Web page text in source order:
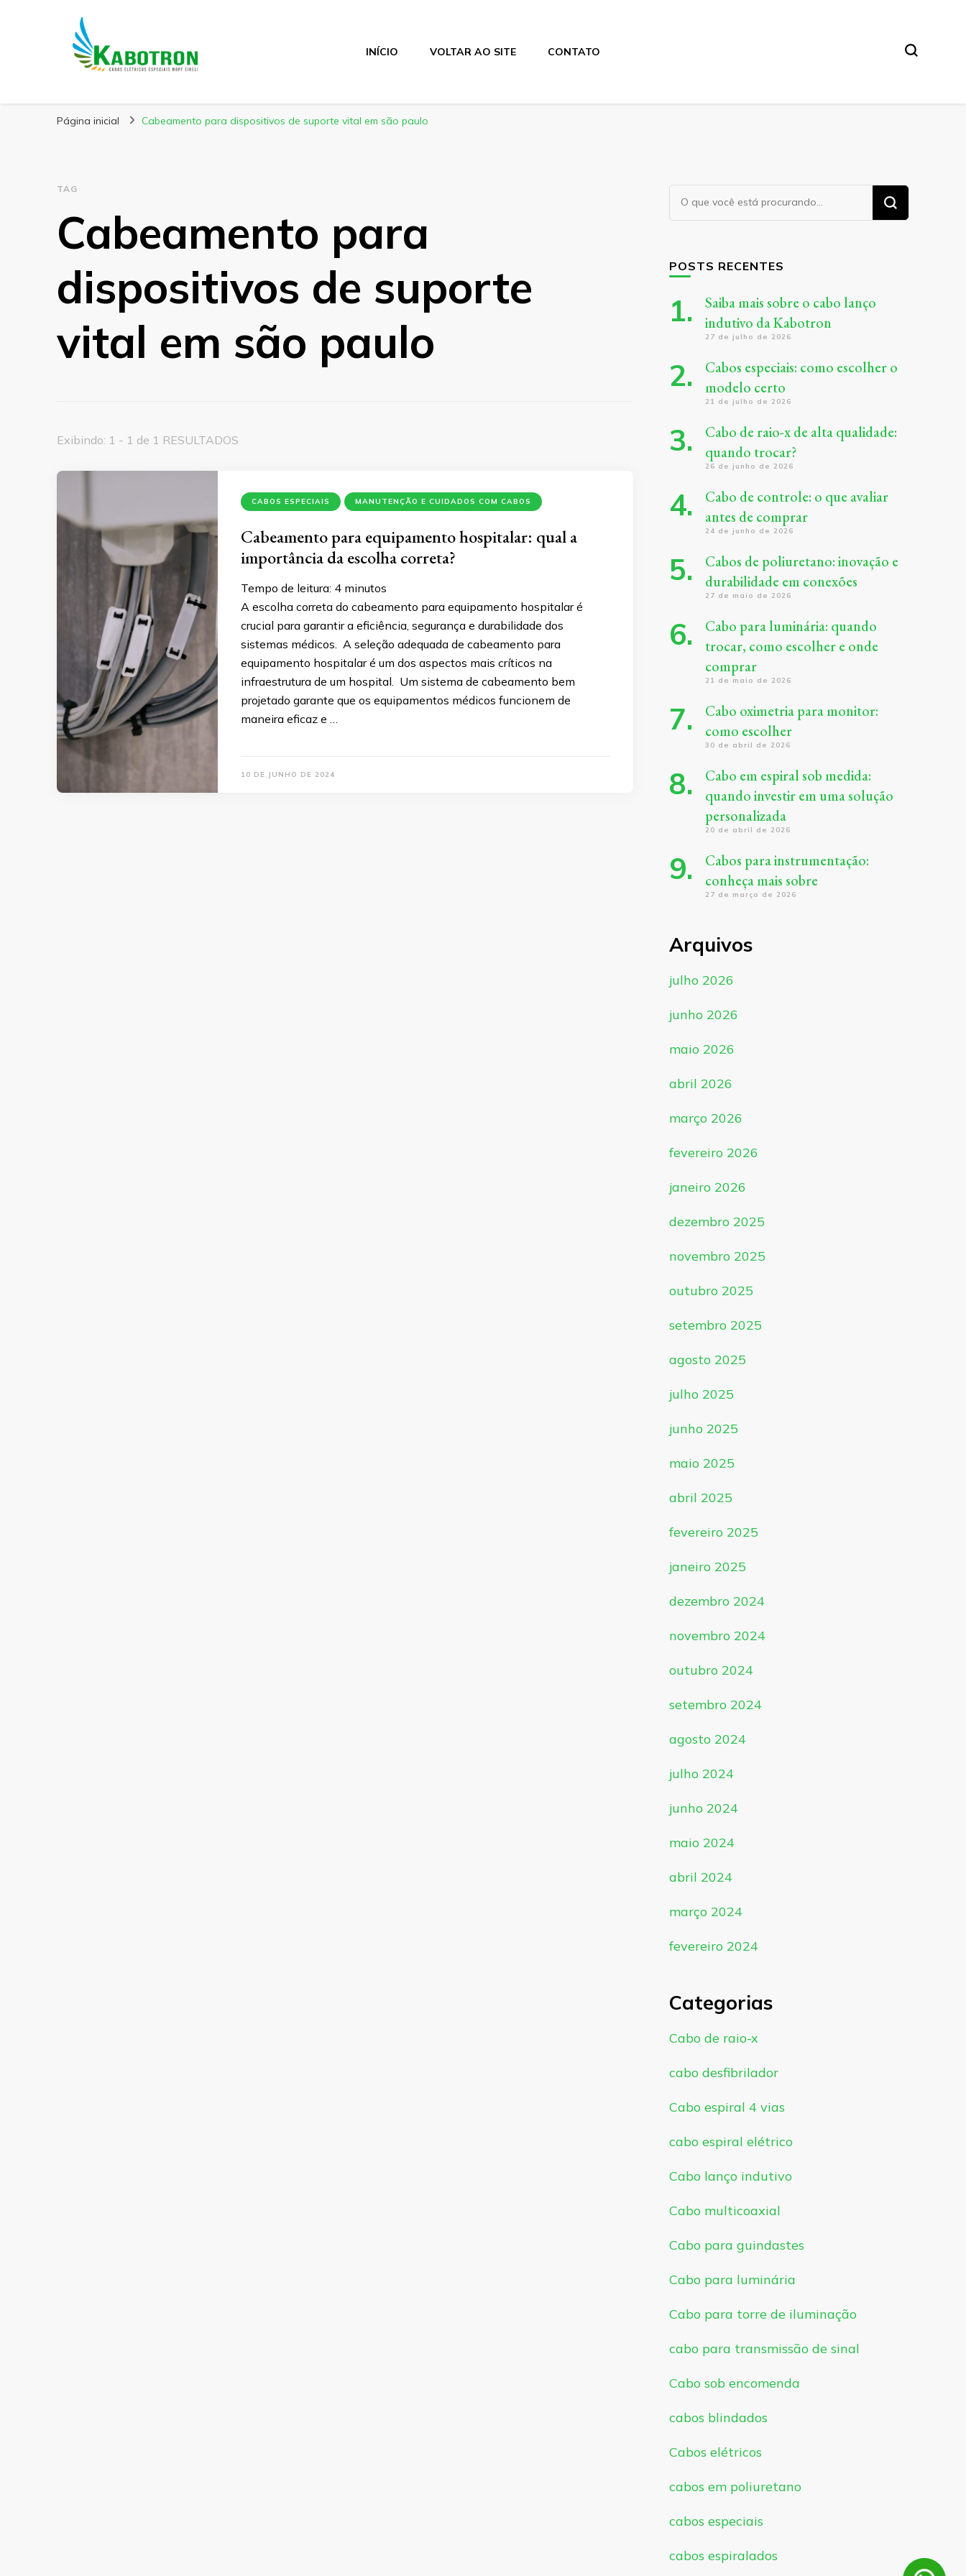
Kabotron
INÍCIO VOLTAR AO SITE CONTATO
Página inicial Cabeamento para dispositivos de suporte vital em são paulo
TAG
Cabeamento para
dispositivos de suporte
vital em são paulo
Exibindo: 1 - 1 de 1 RESULTADOS
CABOS ESPECIAIS MANUTENÇÃO E CUIDADOS COM CABOS
Cabeamento para equipamento hospitalar: qual a
importância da escolha correta?
Tempo de leitura: 4 minutos
A escolha correta do cabeamento para equipamento hospitalar é
crucial para garantir a eficiência, segurança e durabilidade dos
sistemas médicos. A seleção adequada de cabeamento para
equipamento hospitalar é um dos aspectos mais críticos na
infraestrutura de um hospital. Um sistema de cabeamento bem
projetado garante que os equipamentos médicos funcionem de
maneira eficaz e …
10 DE JUNHO DE 2024
Procurando
algo?
POSTS RECENTES
Saiba mais sobre o cabo lanço
indutivo da Kabotron
27 de julho de 2026
Cabos especiais: como escolher o
modelo certo
21 de julho de 2026
Cabo de raio-x de alta qualidade:
quando trocar?
26 de junho de 2026
Cabo de controle: o que avaliar
antes de comprar
24 de junho de 2026
Cabos de poliuretano: inovação e
durabilidade em conexões
27 de maio de 2026
Cabo para luminária: quando
trocar, como escolher e onde
comprar
21 de maio de 2026
Cabo oximetria para monitor:
como escolher
30 de abril de 2026
Cabo em espiral sob medida:
quando investir em uma solução
personalizada
20 de abril de 2026
Cabos para instrumentação:
conheça mais sobre
27 de março de 2026
Arquivos
julho 2026
junho 2026
maio 2026
abril 2026
março 2026
fevereiro 2026
janeiro 2026
dezembro 2025
novembro 2025
outubro 2025
setembro 2025
agosto 2025
julho 2025
junho 2025
maio 2025
abril 2025
fevereiro 2025
janeiro 2025
dezembro 2024
novembro 2024
outubro 2024
setembro 2024
agosto 2024
julho 2024
junho 2024
maio 2024
abril 2024
março 2024
fevereiro 2024
Categorias
Cabo de raio-x
cabo desfibrilador
Cabo espiral 4 vias
cabo espiral elétrico
Cabo lanço indutivo
Cabo multicoaxial
Cabo para guindastes
Cabo para luminária
Cabo para torre de iluminação
cabo para transmissão de sinal
Cabo sob encomenda
cabos blindados
Cabos elétricos
cabos em poliuretano
cabos especiais
cabos espiralados